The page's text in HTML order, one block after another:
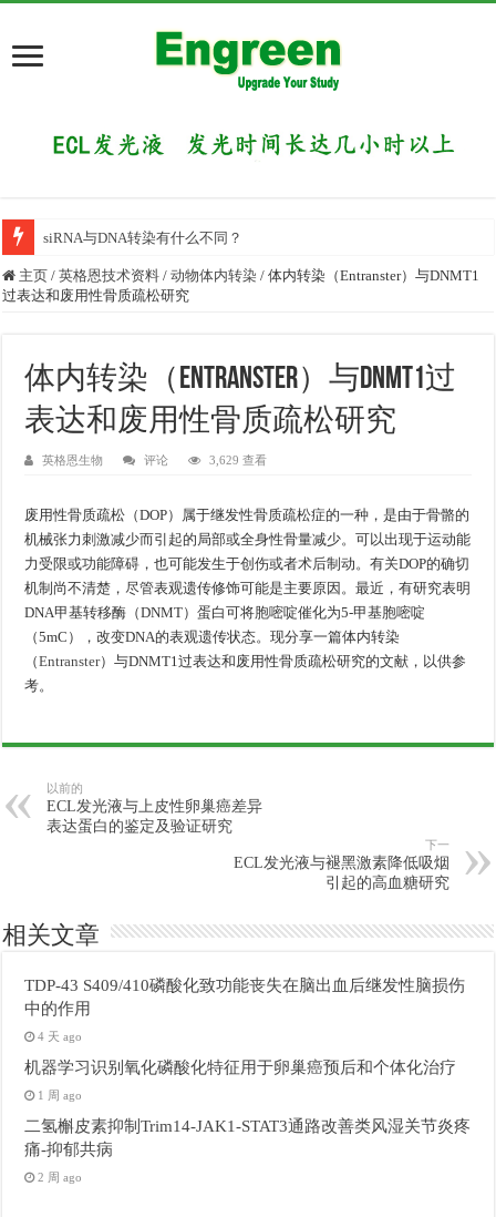
siRNA与DNA转染有什么不同？
主页 / 英格恩技术资料 / 动物体内转染 / 体内转染（Entranster）与DNMT1
过表达和废用性骨质疏松研究
体内转染（Entranster）与DNMT1过
表达和废用性骨质疏松研究
英格恩生物 评论 3,629 查看
废用性骨质疏松（DOP）属于继发性骨质疏松症的一种，是由于骨骼的
机械张力刺激减少而引起的局部或全身性骨量减少。可以出现于运动能
力受限或功能障碍，也可能发生于创伤或者术后制动。有关DOP的确切
机制尚不清楚，尽管表观遗传修饰可能是主要原因。最近，有研究表明
DNA甲基转移酶（DNMT）蛋白可将胞嘧啶催化为5-甲基胞嘧啶
（5mC），改变DNA的表观遗传状态。现分享一篇体内转染
（Entranster）与DNMT1过表达和废用性骨质疏松研究的文献，以供参
考。
以前的
ECL发光液与上皮性卵巢癌差异
表达蛋白的鉴定及验证研究
下一
ECL发光液与褪黑激素降低吸烟
引起的高血糖研究
相关文章
TDP-43 S409/410磷酸化致功能丧失在脑出血后继发性脑损伤
中的作用
4 天 ago
机器学习识别氧化磷酸化特征用于卵巢癌预后和个体化治疗
1 周 ago
二氢槲皮素抑制Trim14-JAK1-STAT3通路改善类风湿关节炎疼
痛-抑郁共病
2 周 ago